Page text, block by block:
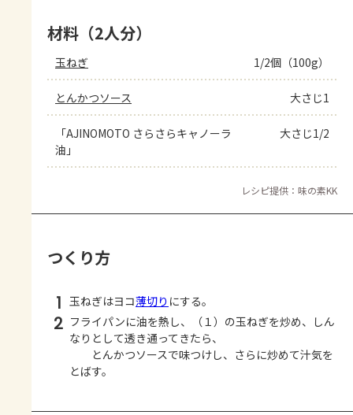
材料（2人分）
玉ねぎ 1/2個（100g）
とんかつソース 大さじ1
「AJINOMOTO さらさらキャノーラ
油」
大さじ1/2
レシピ提供：味の素KK
つくり方
1 玉ねぎはヨコ薄切り にする。
2 フライパンに油を熱し、（１）の玉ねぎを炒め、しん
なりとして透き通ってきたら、
とんかつソースで味つけし、さらに炒めて汁気を
とばす。